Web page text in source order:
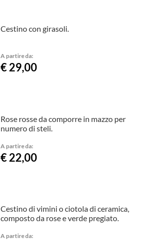
Cestino con girasoli.
A partire da:
€ 29,00
Rose rosse da comporre in mazzo per
numero di steli.
A partire da:
€ 22,00
Cestino di vimini o ciotola di ceramica,
composto da rose e verde pregiato.
A partire da: